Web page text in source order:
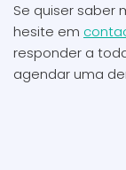
Se quiser saber
hesite em
responder a
agendar uma